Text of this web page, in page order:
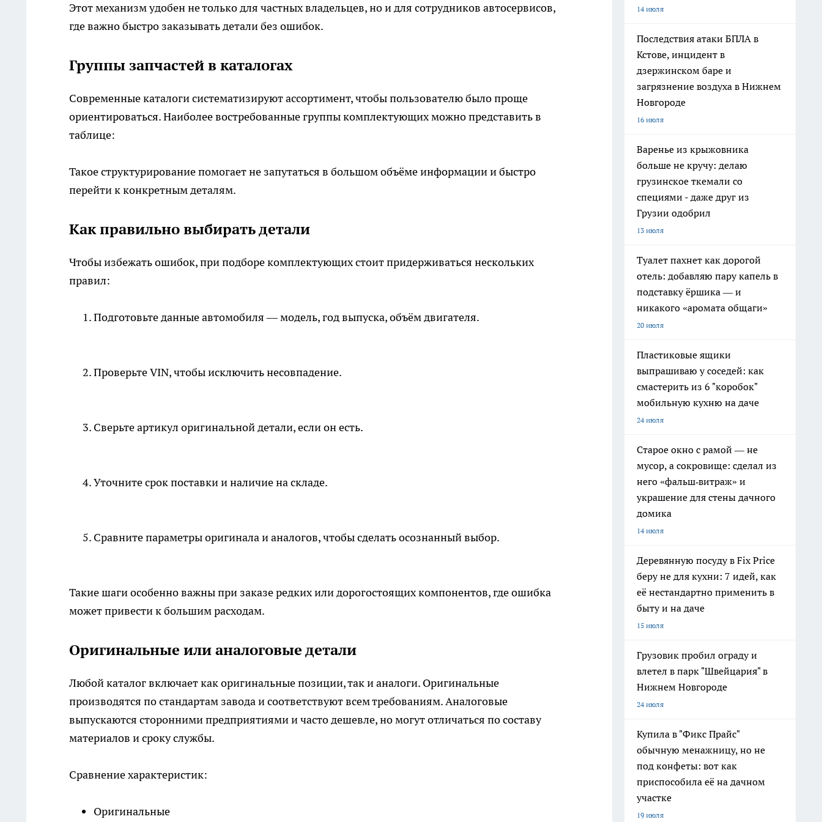
Этот механизм удобен не только для частных владельцев, но и для сотрудников автосервисов,
где важно быстро заказывать детали без ошибок.
Группы запчастей в каталогах
Современные каталоги систематизируют ассортимент, чтобы пользователю было проще
ориентироваться. Наиболее востребованные группы комплектующих можно представить в
таблице:
Такое структурирование помогает не запутаться в большом объёме информации и быстро
перейти к конкретным деталям.
Как правильно выбирать детали
Чтобы избежать ошибок, при подборе комплектующих стоит придерживаться нескольких
правил:
Подготовьте данные автомобиля — модель, год выпуска, объём двигателя.
Проверьте VIN, чтобы исключить несовпадение.
Сверьте артикул оригинальной детали, если он есть.
Уточните срок поставки и наличие на складе.
Сравните параметры оригинала и аналогов, чтобы сделать осознанный выбор.
Такие шаги особенно важны при заказе редких или дорогостоящих компонентов, где ошибка
может привести к большим расходам.
Оригинальные или аналоговые детали
Любой каталог включает как оригинальные позиции, так и аналоги. Оригинальные
производятся по стандартам завода и соответствуют всем требованиям. Аналоговые
выпускаются сторонними предприятиями и часто дешевле, но могут отличаться по составу
материалов и сроку службы.
Сравнение характеристик:
Оригинальные
14 июля
Последствия атаки БПЛА в
Кстове, инцидент в
дзержинском баре и
загрязнение воздуха в Нижнем
Новгороде
16 июля
Варенье из крыжовника
больше не кручу: делаю
грузинское ткемали со
специями - даже друг из
Грузии одобрил
13 июля
Туалет пахнет как дорогой
отель: добавляю пару капель в
подставку ёршика — и
никакого «аромата общаги»
20 июля
Пластиковые ящики
выпрашиваю у соседей: как
смастерить из 6 "коробок"
мобильную кухню на даче
24 июля
Старое окно с рамой — не
мусор, а сокровище: сделал из
него «фальш‑витраж» и
украшение для стены дачного
домика
14 июля
Деревянную посуду в Fix Price
беру не для кухни: 7 идей, как
её нестандартно применить в
быту и на даче
15 июля
Грузовик пробил ограду и
влетел в парк "Швейцария" в
Нижнем Новгороде
24 июля
Купила в "Фикс Прайс"
обычную менажницу, но не
под конфеты: вот как
приспособила её на дачном
участке
19 июля